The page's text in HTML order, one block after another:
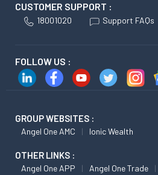
CUSTOMER SUPPORT :
18001020 Support FAQs
FOLLOW US :
GROUP WEBSITES :
Angel One AMC Ionic Wealth
OTHER LINKS :
Angel One APP Angel One Trade